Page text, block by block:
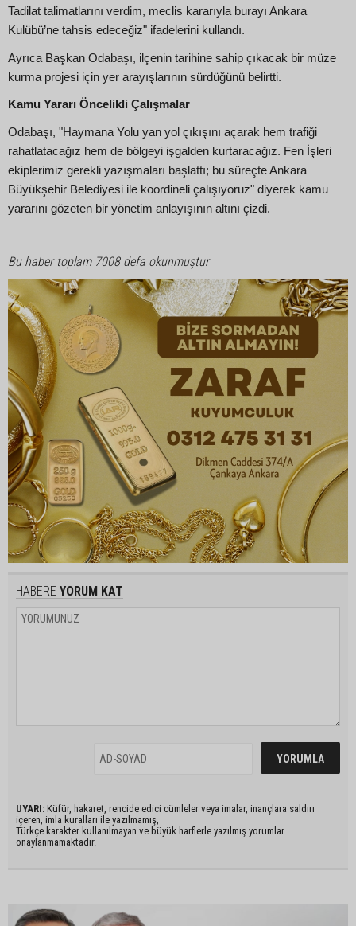
Tadilat talimatlarını verdim, meclis kararıyla burayı Ankara
Kulübü’ne tahsis edeceğiz" ifadelerini kullandı.
Ayrıca Başkan Odabaşı, ilçenin tarihine sahip çıkacak bir müze
kurma projesi için yer arayışlarının sürdüğünü belirtti.
Kamu Yararı Öncelikli Çalışmalar
Odabaşı, "Haymana Yolu yan yol çıkışını açarak hem trafiği
rahatlatacağız hem de bölgeyi işgalden kurtaracağız. Fen İşleri
ekiplerimiz gerekli yazışmaları başlattı; bu süreçte Ankara
Büyükşehir Belediyesi ile koordineli çalışıyoruz" diyerek kamu
yararını gözeten bir yönetim anlayışının altını çizdi.
Bu haber toplam 7008 defa okunmuştur
HABERE YORUM KAT
UYARI: Küfür, hakaret, rencide edici cümleler veya imalar, inançlara saldırı
içeren, imla kuralları ile yazılmamış,
Türkçe karakter kullanılmayan ve büyük harflerle yazılmış yorumlar
onaylanmamaktadır.